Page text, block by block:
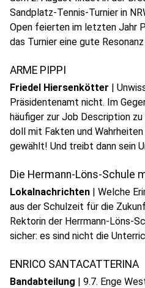
Sandplatz-Tennis-Turnier in
Open feierten im letzten Jahr
das Turnier eine gute
ARME PIPPI
Friedel Hiersenkötter |
Präsidentenamt nicht. Im
häufiger zur Job Description
doll mit Fakten und
gewählt! Und treibt dann sein
Die Hermann-Löns-Schule
Lokalnachrichten | Welche
aus der Schulzeit für die
Rektorin der Herrmann-Löns-
sicher: es sind nicht die
ENRICO SANTACATTERINA
Bandabteilung | 9.7. Enge